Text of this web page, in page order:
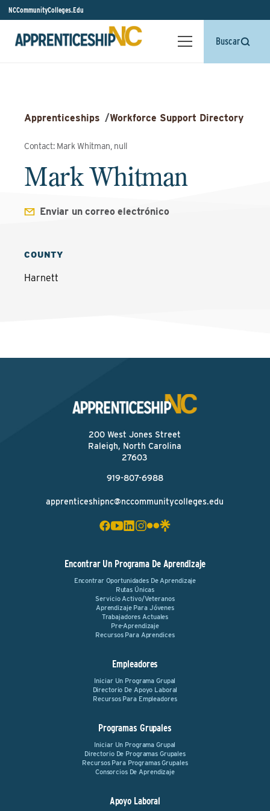
NCCommunityColleges.Edu
Buscar
Apprenticeships /Workforce Support Directory
Contact: Mark Whitman, null
Mark Whitman
Enviar un correo electrónico
COUNTY
Harnett
200 West Jones Street
Raleigh, North Carolina
27603
919-807-6988
apprenticeshipnc@nccommunitycolleges.edu
Encontrar Un Programa De Aprendizaje
Encontrar Oportunidades De Aprendizaje
Rutas Únicas
Servicio Activo/Veteranos
Aprendizaje Para Jóvenes
Trabajadores Actuales
Pre-Aprendizaje
Recursos Para Aprendices
Empleadores
Iniciar Un Programa Grupal
Directorio De Apoyo Laboral
Recursos Para Empleadores
Programas Grupales
Iniciar Un Programa Grupal
Directorio De Programas Grupales
Recursos Para Programas Grupales
Consorcios De Aprendizaje
Apoyo Laboral